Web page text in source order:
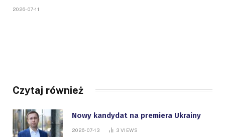
2026-07-11
Czytaj również
Nowy kandydat na premiera Ukrainy
2026-07-13 3 VIEWS